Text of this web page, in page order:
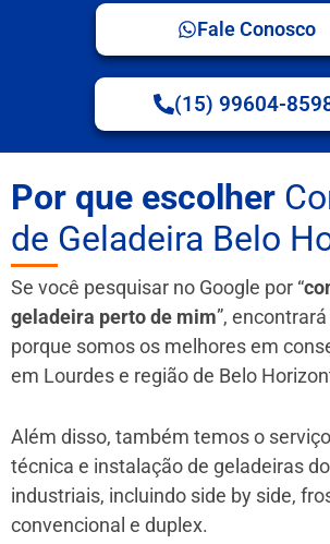
Fale Conosco
(15) 99604-
Por que escolher
de Geladeira Belo
Se você pesquisar no Google por “
geladeira perto de mim”,
porque somos os melhores em
em Lourdes e região de Belo
Além disso, também temos o
técnica e instalação de geladeiras
industriais, incluindo side by side,
convencional e duplex.